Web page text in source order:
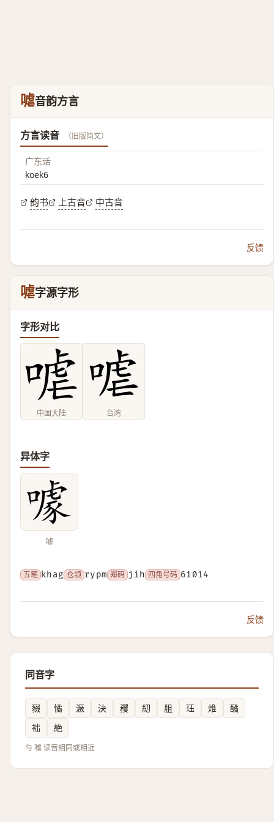
㖸音韵方言
方言读音 （旧版简文）
广东话
koek6
韵书 上古音 中古音
反馈
㖸字源字形
字形对比
中国大陆 台湾
异体字
噱
五笔 khag 仓颉 rypm 郑码 jih 四角号码 61014
反馈
同音字
䝌 憰 㵐 決 矡 糿 䏣 珏 焳
䤎
袦
絶
与 㖸 读音相同或相近